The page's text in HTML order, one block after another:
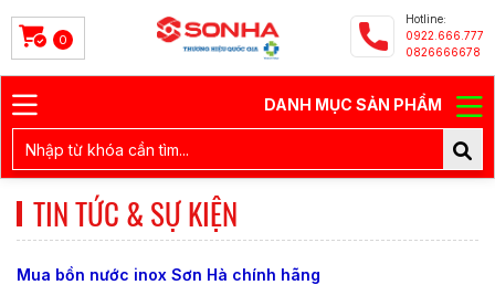
0
Hotline:
0922.666.777
0826666678
DANH MỤC SẢN PHẨM
TIN TỨC & SỰ KIỆN
Mua bồn nước inox Sơn Hà chính hãng